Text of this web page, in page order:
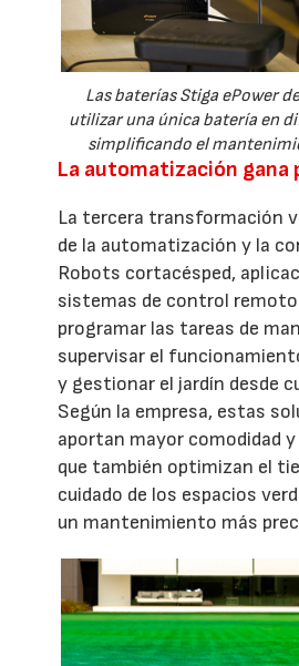
Las baterías Stiga ePower
utilizar una única batería en
simplificando el
La automatización gana
La tercera transformación
de la automatización y la
Robots cortacésped,
sistemas de control
programar las tareas de
supervisar el
y gestionar el jardín desde
Según la empresa, estas
aportan mayor comodidad
que también optimizan el
cuidado de los espacios
un mantenimiento más